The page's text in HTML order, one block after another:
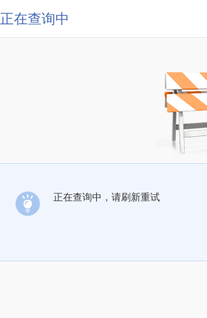
正在查询中
正在查询中，请刷新重试